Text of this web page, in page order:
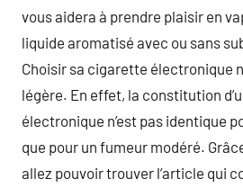
vous aidera à prendre plaisir en
liquide aromatisé avec ou sans
Choisir sa cigarette électronique
légère. En effet, la constitution
électronique n’est pas identique
que pour un fumeur modéré.
allez pouvoir trouver l’article qui